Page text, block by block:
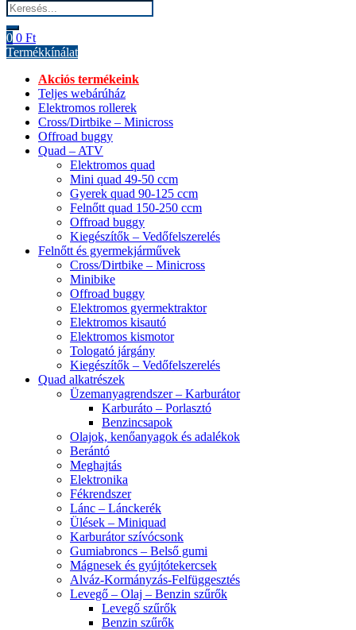
0 0 Ft
Termékkínálat
Akciós termékeink
Teljes webárúház
Elektromos rollerek
Cross/Dirtbike – Minicross
Offroad buggy
Quad – ATV
Elektromos quad
Mini quad 49-50 ccm
Gyerek quad 90-125 ccm
Felnőtt quad 150-250 ccm
Offroad buggy
Kiegészítők – Vedőfelszerelés
Felnőtt és gyermekjárművek
Cross/Dirtbike – Minicross
Minibike
Offroad buggy
Elektromos gyermektraktor
Elektromos kisautó
Elektromos kismotor
Tologató járgány
Kiegészítők – Vedőfelszerelés
Quad alkatrészek
Üzemanyagrendszer – Karburátor
Karburáto – Porlasztó
Benzincsapok
Olajok, kenőanyagok és adalékok
Berántó
Meghajtás
Elektronika
Fékrendszer
Lánc – Lánckerék
Ülések – Miniquad
Karburátor szívócsonk
Gumiabroncs – Belső gumi
Mágnesek és gyújtótekercsek
Alváz-Kormányzás-Felfüggesztés
Levegő – Olaj – Benzin szűrők
Levegő szűrők
Benzin szűrők